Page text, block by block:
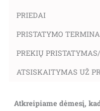
PRIEDAI
PRISTATYMO
PREKIŲ
ATSISKAITYMAS UŽ
Atkreipiame dėmesį,